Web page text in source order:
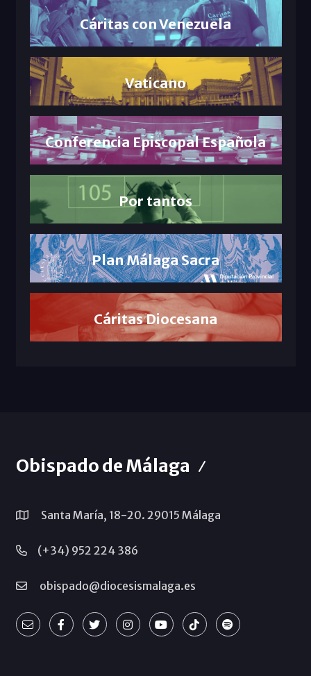
Cáritas con Venezuela
Vaticano
Conferencia Episcopal Española
Por tantos
Plan Málaga Sacra
Cáritas Diocesana
Obispado de Málaga
Santa María, 18-20. 29015 Málaga
(+34) 952 224 386
obispado@diocesismalaga.es